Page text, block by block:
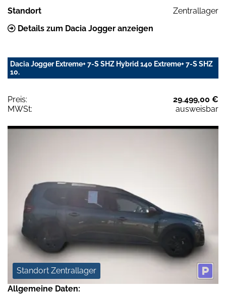
Standort
Zentrallager
Details zum Dacia Jogger anzeigen
Dacia Jogger Extreme+ 7-S SHZ Hybrid 140 Extreme+ 7-S SHZ
10.
Preis:
29.499,00 €
MWSt:
ausweisbar
Standort Zentrallager
Allgemeine Daten: